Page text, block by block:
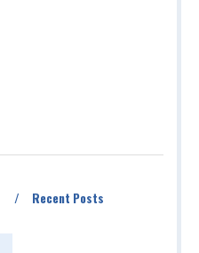
Recent Posts